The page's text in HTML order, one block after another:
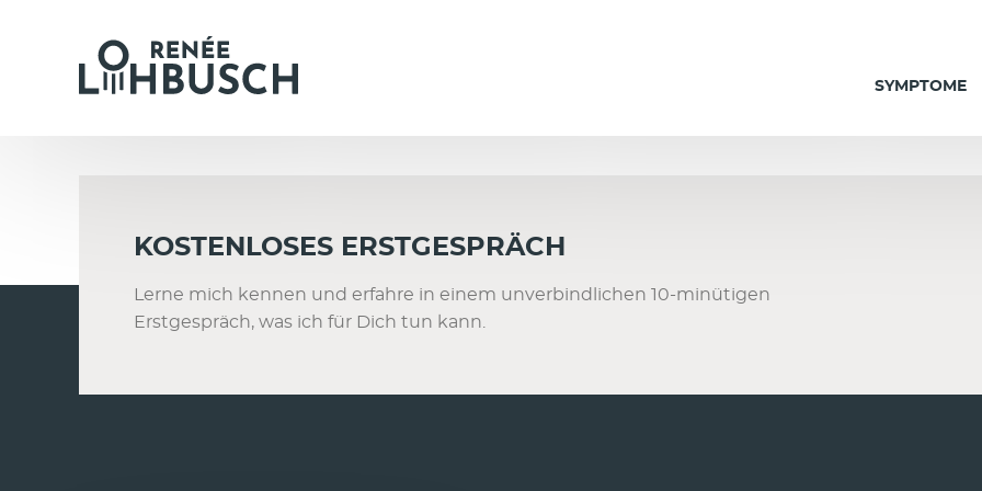
SYMPTOME
KOSTENLOSES ERSTGESPRÄCH
Lerne mich kennen und erfahre in einem unverbindlichen 10-minütigen
Erstgespräch, was ich für Dich tun kann.